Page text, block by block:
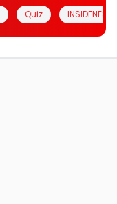
Quiz INSIDENESIA